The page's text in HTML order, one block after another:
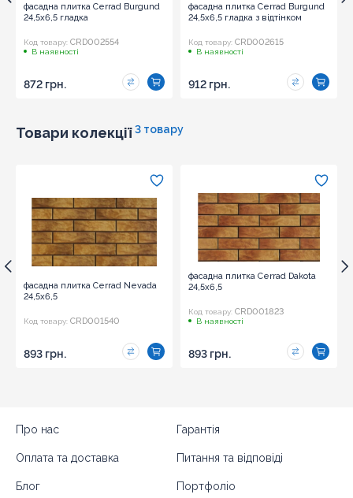
фасадна плитка Cerrad Burgund
24,5x6,5 гладка
Код товару: CRD002554
В наявності
872 грн.
фасадна плитка Cerrad Burgund
24,5x6,5 гладка з відтінком
Код товару: CRD002615
В наявності
912 грн.
Товари колекції 3 товару
фасадна плитка Cerrad Nevada
24,5x6,5
Код товару: CRD001540
893 грн.
фасадна плитка Cerrad Dakota
24,5x6,5
Код товару: CRD001823
В наявності
893 грн.
Про нас Гарантія
Оплата та доставка Питання та відповіді
Блог Портфоліо